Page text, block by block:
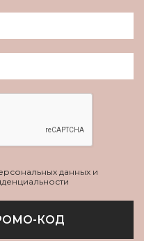
данных и
ПРОМО-КОД